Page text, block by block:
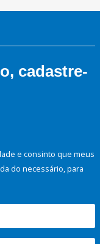
cadastre-
e consinto que meus
do necessário, para